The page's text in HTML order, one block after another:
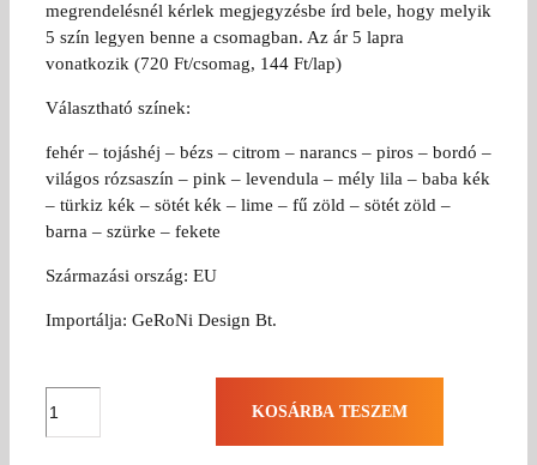
megrendelésnél kérlek megjegyzésbe írd bele, hogy melyik
5 szín legyen benne a csomagban. Az ár 5 lapra
vonatkozik (720 Ft/csomag, 144 Ft/lap)
Választható színek:
fehér – tojáshéj – bézs – citrom – narancs – piros – bordó –
világos rózsaszín – pink – levendula – mély lila – baba kék
– türkiz kék – sötét kék – lime – fű zöld – sötét zöld –
barna – szürke – fekete
Származási ország: EU
Importálja: GeRoNi Design Bt.
KOSÁRBA TESZEM